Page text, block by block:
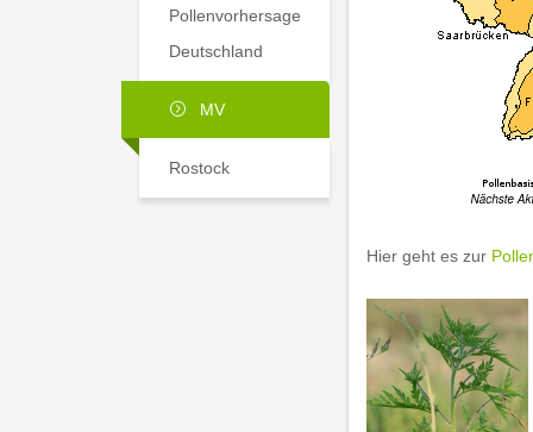
Pollenvorhersage
Deutschland
MV
Rostock
Hier geht es zur